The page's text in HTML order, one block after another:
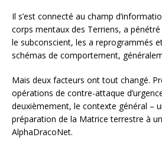
Il s’est connecté au champ
corps mentaux des Terriens, a
le subconscient, les a reprogrammés
schémas de comportement,
Mais deux facteurs ont tout changé.
opérations de contre-attaque
deuxièmement, le contexte général –
préparation de la Matrice terrestre à
AlphaDracoNet.